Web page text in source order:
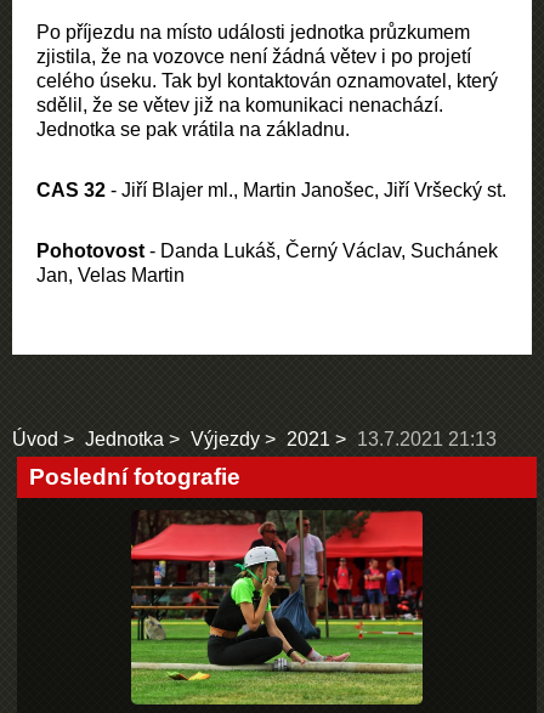
Po příjezdu na místo události jednotka průzkumem
zjistila, že na vozovce není žádná větev i po projetí
celého úseku. Tak byl kontaktován oznamovatel, který
sdělil, že se větev již na komunikaci nenachází.
Jednotka se pak vrátila na základnu.
CAS 32 - Jiří Blajer ml., Martin Janošec, Jiří Vršecký st.
Pohotovost - Danda Lukáš, Černý Václav, Suchánek
Jan, Velas Martin
Úvod Jednotka Výjezdy 2021 13.7.2021 21:13
Poslední fotografie